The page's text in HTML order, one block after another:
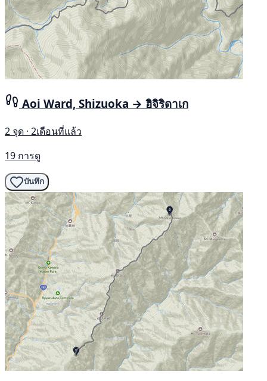
Aoi Ward, Shizuoka → ฮิจิริดาเก
2 จุด · 2เดือนที่แล้ว
19 การดู
บันทึก